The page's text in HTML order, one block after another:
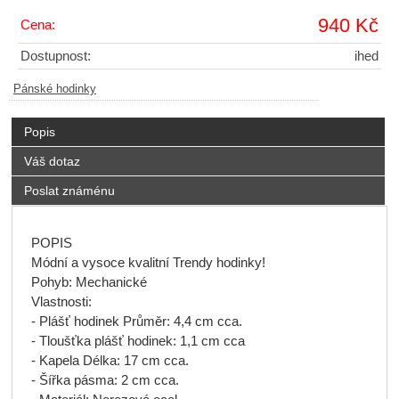
Cena: 940 Kč
Dostupnost: ihed
Pánské hodinky
Popis
Váš dotaz
Poslat známénu
POPIS
Módní a vysoce kvalitní Trendy hodinky!
Pohyb: Mechanické
Vlastnosti:
- Plášť hodinek Průměr: 4,4 cm cca.
- Tloušťka plášť hodinek: 1,1 cm cca
- Kapela Délka: 17 cm cca.
- Šířka pásma: 2 cm cca.